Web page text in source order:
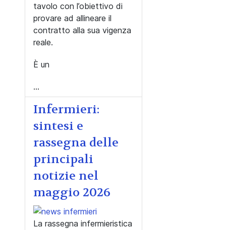
tavolo con l’obiettivo di
provare ad allineare il
contratto alla sua vigenza
reale.
È un
...
Infermieri:
sintesi e
rassegna delle
principali
notizie nel
maggio 2026
La rassegna infermieristica